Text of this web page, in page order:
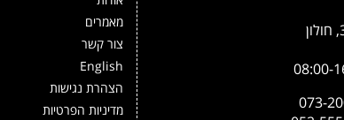
מאמרים
צור קשר
English
הצהרת נגישות
מדיניות הפרטיות